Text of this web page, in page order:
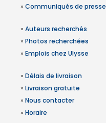
» Communiqués de presse
» Auteurs recherchés
» Photos recherchées
» Emplois chez Ulysse
» Délais de livraison
» Livraison gratuite
» Nous contacter
» Horaire